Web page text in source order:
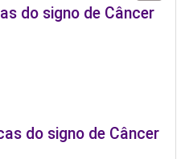
do signo de Câncer
do signo de Câncer